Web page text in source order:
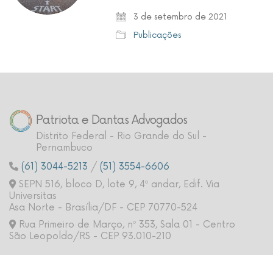
3 de setembro de 2021
Publicações
Patriota e Dantas Advogados
Distrito Federal - Rio Grande do Sul -
Pernambuco
(61) 3044-5213 / (51) 3554-6606
SEPN 516, bloco D, lote 9, 4º andar, Edif. Via
Universitas
Asa Norte - Brasília/DF - CEP 70770-524
Rua Primeiro de Março, nº 353, Sala 01 - Centro
São Leopoldo/RS - CEP 93.010-210